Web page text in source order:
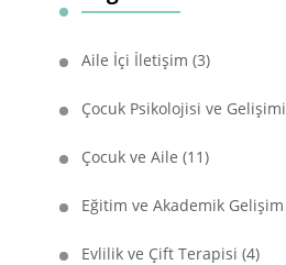
Aile İçi İletişim (3)
Çocuk Psikolojisi ve Gelişimi
Çocuk ve Aile (11)
Eğitim ve Akademik Gelişim
Evlilik ve Çift Terapisi (4)